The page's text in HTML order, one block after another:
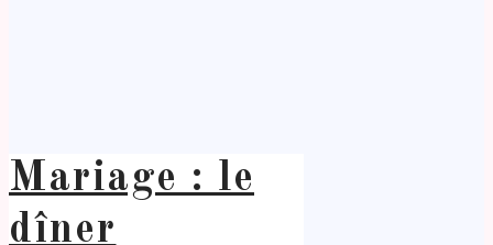
Mariage : le
dîner